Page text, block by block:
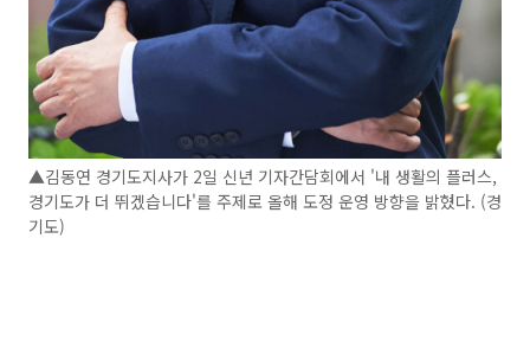
▲김동연 경기도지사가 2일 신년 기자간담회에서 '내 생활의 플러스,
경기도가 더 뛰겠습니다'를 주제로 올해 도정 운영 방향을 밝혔다. (경
기도)